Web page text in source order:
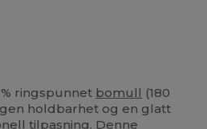
ringspunnet bomull (180
holdbarhet og en glatt
tilpasning. Denne